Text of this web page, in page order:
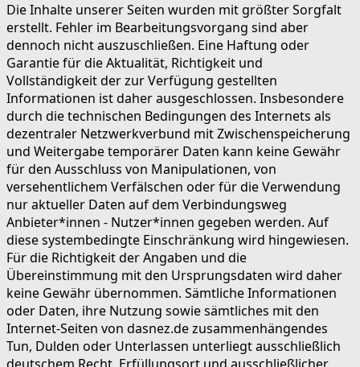
Die Inhalte unserer Seiten wurden mit größter Sorgfalt
erstellt. Fehler im Bearbeitungsvorgang sind aber
dennoch nicht auszuschließen. Eine Haftung oder
Garantie für die Aktualität, Richtigkeit und
Vollständigkeit der zur Verfügung gestellten
Informationen ist daher ausgeschlossen. Insbesondere
durch die technischen Bedingungen des Internets als
dezentraler Netzwerkverbund mit Zwischenspeicherung
und Weitergabe temporärer Daten kann keine Gewähr
für den Ausschluss von Manipulationen, von
versehentlichem Verfälschen oder für die Verwendung
nur aktueller Daten auf dem Verbindungsweg
Anbieter*innen - Nutzer*innen gegeben werden. Auf
diese systembedingte Einschränkung wird hingewiesen.
Für die Richtigkeit der Angaben und die
Übereinstimmung mit den Ursprungsdaten wird daher
keine Gewähr übernommen. Sämtliche Informationen
oder Daten, ihre Nutzung sowie sämtliches mit den
Internet-Seiten von dasnez.de zusammenhängendes
Tun, Dulden oder Unterlassen unterliegt ausschließlich